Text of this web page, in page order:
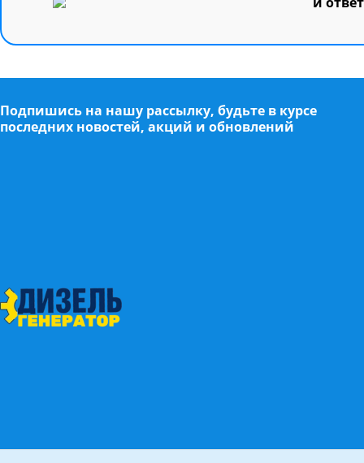
Подпишись на нашу рассылку, будьте в курсе
последних новостей, акций и обновлений